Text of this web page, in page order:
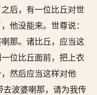
后，有一位比丘对世
他没能来。世尊说：
那。诸比丘，应当这
位比丘面前，把上衣
然后应当这样对他
波婆喇那，请为我传